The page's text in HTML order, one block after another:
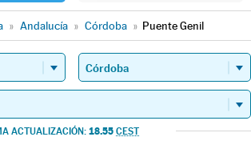
» Andalucía » Córdoba » Puente Genil
ACTUALIZACIÓN: 18.55 CEST